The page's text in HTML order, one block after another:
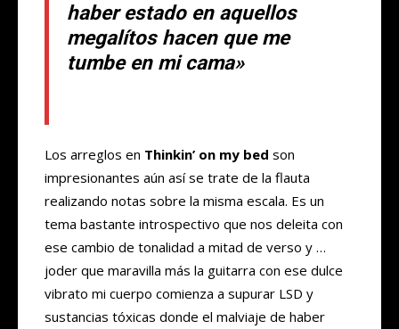
haber estado en aquellos
megalítos hacen que me
tumbe en mi cama»
Los arreglos en Thinkin’ on my bed son
impresionantes aún así se trate de la flauta
realizando notas sobre la misma escala. Es un
tema bastante introspectivo que nos deleita con
ese cambio de tonalidad a mitad de verso y …
joder que maravilla más la guitarra con ese dulce
vibrato mi cuerpo comienza a supurar LSD y
sustancias tóxicas donde el malviaje de haber